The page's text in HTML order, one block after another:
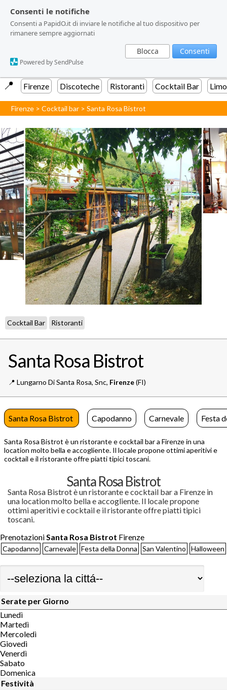
Consenti le notifiche
Consenti a PapidO.it di inviare le notifiche al tuo dispositivo per
rimanere sempre aggiornati
Blocca Consenti
Powered by SendPulse
Consenti le notifiche
Consenti a PapidO.it di inviare le notifiche al tuo dispositivo per
rimanere sempre aggiornati
Blocca Consenti
Powered by SendPulse
📍️ Firenze Discoteche Ristoranti Cocktail Bar
Firenze >Cocktail bar >Santa Rosa Bistrot
Cocktail Bar Ristoranti
Santa Rosa Bistrot
📍️ Lungarno Di Santa Rosa, Snc, Firenze(FI)
Santa Rosa Bistrot Capodanno Carnevale Festa
Santa Rosa Bistrot è un ristorante e cocktail bar a Firenze in una
location molto bella e accogliente. Il locale propone ottimi aperitivi e
cocktail e il ristorante offre piatti tipici toscani.
Santa Rosa Bistrot
Santa Rosa Bistrot è un ristorante e cocktail bar a Firenze in
una location molto bella e accogliente. Il locale propone
ottimi aperitivi e cocktail e il ristorante offre piatti tipici
toscani.
Prenotazioni Santa Rosa Bistrot Firenze
Capodanno Carnevale Festa della Donna San Valentino Halloween
Serate per Giorno
Lunedì
Martedì
Mercoledì
Giovedì
Venerdì
Sabato
Domenica
Festività